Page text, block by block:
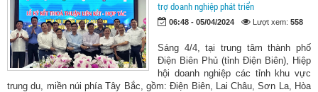
trợ doanh nghiệp phát triển
06:48 - 05/04/2024 Lượt xem: 558
Sáng 4/4, tại trung tâm thành phố
Điện Biên Phủ (tỉnh Điện Biên), Hiệp
hội doanh nghiệp các tỉnh khu vực
trung du, miền núi phía Tây Bắc, gồm: Điện Biên, Lai Châu, Sơn La, Hòa